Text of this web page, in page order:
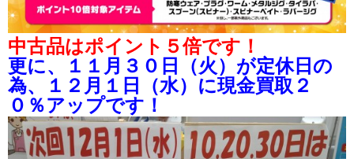
中古品はポイント５倍です！
更に、１１月３０日（火）が定休日の
為、１２月１日（水）に現金買取２
０％アップです！